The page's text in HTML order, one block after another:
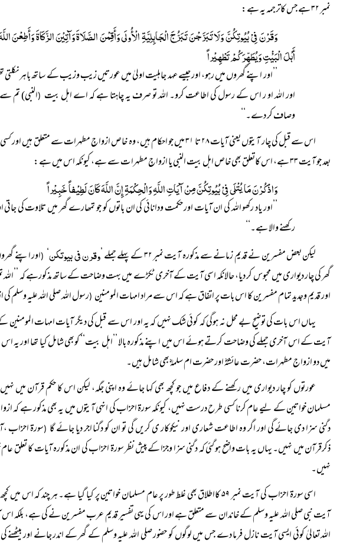
نمبر ۳۲ ہے جس کاترجمہ یہ ہے:
وَقَرْنَ فِیْ بُیُوتِکُنَّ وَلَا تَبَرَّجْنَ تَبَرُّجَ الْجَاہِلِیَّۃِ الْأُولَی وَأَقِمْنَ الصَّلَاۃَ وَآتِیْنَ الزَّکَاۃَ
أَہْلَ الْبَیْْتِ وَیُطَہِّرَکُمْ تَطْہِیْراً
’’اور اپنے گھروں میں رہو، اور جیسے عہد جاہلیت اولیٰ میں عورتیں زیب وزیب کے ساتھ باہر نکلتی
اور اللہ او ر اس کے رسول کی اطاعت کرو۔ اللہ تو صرف یہ چاہتا ہے کہ اے اہل بیت (النبی) تم
وصاف کر دے۔‘‘
اس سے قبل کی چار آیتوں یعنی آیات ۲۸ تا ۳۱ میں جو احکام ہیں، وہ خاص ازواجِ
بعد جو آیت ۳۳ ہے، اس کاتعلق بھی خاص اہل بیت النبی یا ازواجِ مطہرا ت سے ہے، کیونکہ اس میں ہے:
وَاذْکُرْنَ مَا یُتْلَی فِیْ بُیُوتِکُنَّ مِنْ آیَاتِ اللَّہِ وَالْحِکْمَۃِ إِنَّ اللَّہَ کَانَ لَطِیْفاً خَبِیْراً
’’اور یاد رکھو اللہ کی ان آیات اور حکمت ودانائی کی ان باتوں کو جو تمھارے گھر میں تلاوت کی
رکھنے والا ہے۔‘‘
لیکن بعض مفسرین نے قدیم زمانے سے مذکورہ آیت نمبر ۳۲ کے پہلے جملے ’
وقرن فی بیوتکن‘
(اور اپنے
گھر کی چار دیواری میں محبوس کر دیا، حالانکہ اسی آیت کے آخری ٹکڑے میں بہت وضاحت کے ساتھ مذکورہے کہ ’’اللہ
اور قدیم وجدید تمام مفسرین کا اس بات پر اتفاق ہے کہ اس سے مراد امہات المومنین (رسول اللہ صلی اللہ علیہ وسلم
یہاں اس بات کی توضیح بے محل نہ ہوگی کہ کوئی شک نہیں کہ یہ اور اس سے قبل کی دیگر آیات امہات المومنین
آیت کے اس آخری جملے کی وضاحت کرتے ہوئے اس میں اپنے مذکورہ بالا ’’اہل بیت‘‘ کوبھی شامل کیا تھا اور
میں دو ازواج مطہرات، حضرت عائشہؓ اور حضرت ام سلمہؓ بھی شامل ہیں۔
عورتوں کو چار دیواری میں رکھنے کے دفاع میں جو کچھ بھی کہا جائے وہ اپنی جگہ، لیکن اس کا حکم قرآن
مسلمان خواتین کے لیے عام کرنا کسی طرح درست نہیں، کیونکہ سورۃ احزاب کی انہی آیتوں میں یہ بھی مذکور ہے
دگنی سزا دی جائے گی اور اگر وہ اطاعت شعاری اور نیکوکار ی کریں گی تو ان کو دگنا اجر دیا جائے گا (
ذکرقرآن میں نہیں۔ یہاں یہ بات واضح ہو گئی کہ دگنی سزا وجزا کے پیش نظر سورۃ احزاب کی ان مذکورہ آیات کا
نہیں۔
اسی سورۃ احزاب کی آیت نمبر ۵۹ کااطلاق بھی غلط طور پر عام مسلمان خواتین پر کیا گیا
آیت نبی صلی اللہ علیہ وسلم کے خاندان سے متعلق ہے اور اس کی یہی تفسیر قدیم عرب مفسرین نے کی ہے، بلکہ اس
اللہ تعالیٰ کوئی ایسی آیت نازل فرما دے جس میں لوگوں کو حضور صلی اللہ علیہ وسلم کے گھر کے اندر جانے اور